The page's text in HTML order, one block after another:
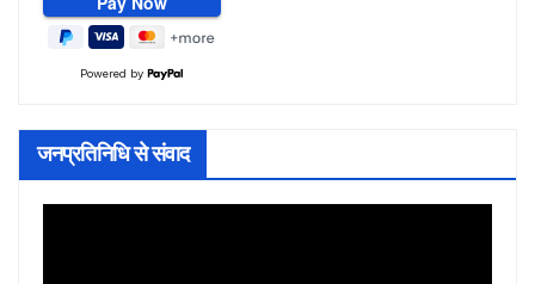
Powered by
जनप्रतिनिधि से संवाद